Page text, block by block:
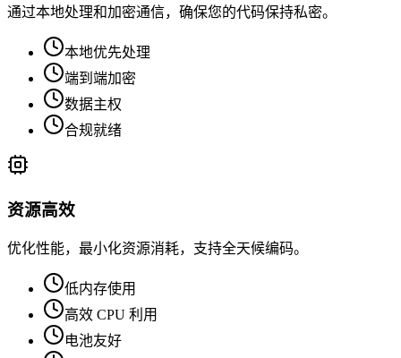
通过本地处理和加密通信，确保您的代码保持私密。
本地优先处理
端到端加密
数据主权
合规就绪
资源高效
优化性能，最小化资源消耗，支持全天候编码。
低内存使用
高效 CPU 利用
电池友好